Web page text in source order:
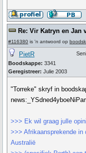
Re: Vir Katryn en Jan
#116380 is 'n antwoord op
PietR
Boodskappe: 3341
Geregistreer: Julie 2003
"Torreke" skryf in
>>> Ek wil graag julle
>>> Afrikaansprekende
Australië